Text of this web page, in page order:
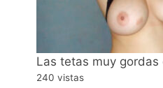
Las tetas muy gordas
240 vistas